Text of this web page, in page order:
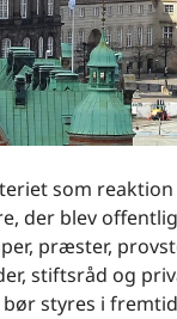
som
der blev
præster,
stiftsråd og
styres i